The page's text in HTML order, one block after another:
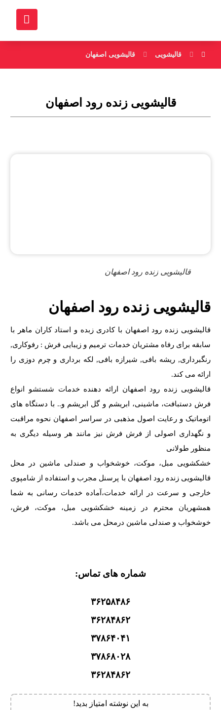
قالیشویی قالیشویی اصفهان
قالیشویی زنده رود اصفهان
قالیشویی زنده رود اصفهان
قالیشویی زنده رود اصفهان
قالیشویی زنده رود اصفهان با کادری زبده و استاد کاران ماهر با
سابقه برای رفاه مشتریان خدمات ترمیم و زیبایی فرش : رفوکاری,
رنگبرداری, ریشه بافی, شیرازه بافی, لکه برداری و چرم دوزی را
ارائه می کند.
قالیشویی زنده رود اصفهان ارائه دهنده خدمات شستشو انواع
فرش دستبافت، ماشینی، ابریشم و گل ابریشم و.. با دستگاه های
اتوماتیک و رعایت اصول مذهبی در سراسر اصفهان نحوه مراقبت
و نگهداری اصولی از فرش فرش نیز مانند هر وسیله دیگری به
منظور طولانی
خشکشویی مبل، موکت، خوشخواب و صندلی ماشین در محل
قالیشویی زنده رود اصفهان با پرسنل مجرب و استفاده از شامپوی
خارجی و سرعت در ارائه خدمات،آماده خدمات رسانی به شما
همشهریان محترم در زمینه خشکشویی مبل، موکت، فرش،
خوشخواب و صندلی ماشین درمحل می باشد.
شماره های تماس:
۳۶۲۵۸۴۸۶
۳۶۲۸۴۸۶۲
۳۷۸۶۴۰۴۱
۳۷۸۶۸۰۲۸
۳۶۲۸۴۸۶۲
به این نوشته امتیاز بدید!